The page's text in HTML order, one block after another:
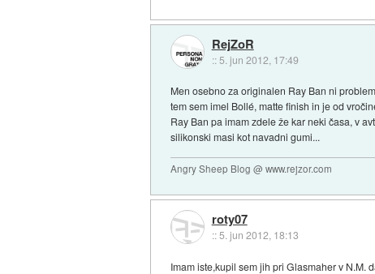
RejZoR
:: 5. jun 2012, 17:49
Men osebno za originalen Ray Ban ni
tem sem imel Bollé, matte finish in je od
Ray Ban pa imam zdele že kar neki časa, v
silikonski masi kot navadni gumi...
Angry Sheep Blog @ www.rejzor.com
roty07
::5. jun 2012, 18:13
Imam iste,kupil sem jih pri Glasmaher v N.M.